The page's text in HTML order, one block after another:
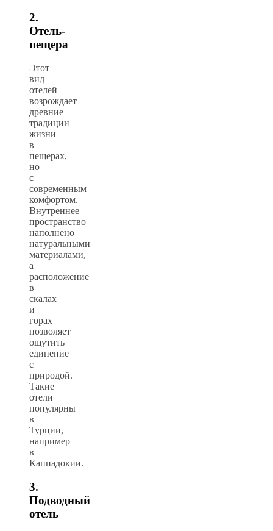
2.
Отель-
пещера
Этот
вид
отелей
возрождает
древние
традиции
жизни
в
пещерах,
но
с
современным
комфортом.
Внутреннее
пространство
наполнено
натуральными
материалами,
а
расположение
в
скалах
и
горах
позволяет
ощутить
единение
с
природой.
Такие
отели
популярны
в
Турции,
например
в
Каппадокии.
3.
Подводный
отель